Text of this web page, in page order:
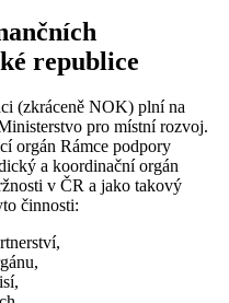
republice
(zkráceně NOK) plní na
pro místní rozvoj.
orgán Rámce podpory
a koordinační orgán
v ČR a jako takový
činnosti: